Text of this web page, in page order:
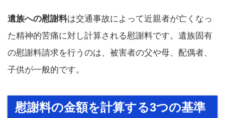
遺族への慰謝料は交通事故によって近親者が亡くなっ
た精神的苦痛に対し計算される慰謝料です。遺族固有
の慰謝料請求を行うのは、被害者の父や母、配偶者、
子供が一般的です。
慰謝料の金額を計算する3つの基準